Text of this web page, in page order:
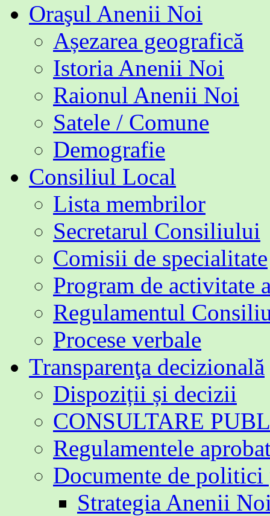
Oraşul Anenii Noi
Așezarea geografică
Istoria Anenii Noi
Raionul Anenii Noi
Satele / Comune
Demografie
Consiliul Local
Lista membrilor
Secretarul Consiliului
Comisii de specialitate
Program de activitate
Regulamentul
Procese verbale
Transparenţa decizională
Dispoziții și decizii
CONSULTARE
Regulamentele
Documente de
Strategia Anenii